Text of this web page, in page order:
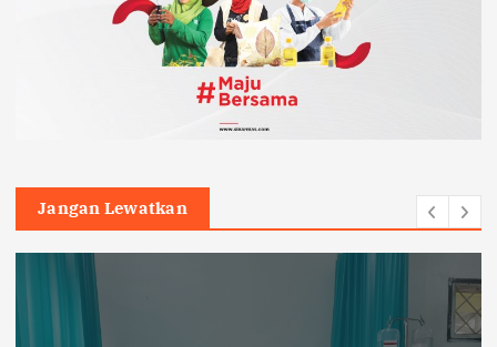
Jangan Lewatkan